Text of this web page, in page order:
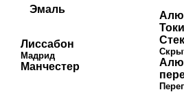
Эмаль
Лиссабон
Мадрид
Манчестер